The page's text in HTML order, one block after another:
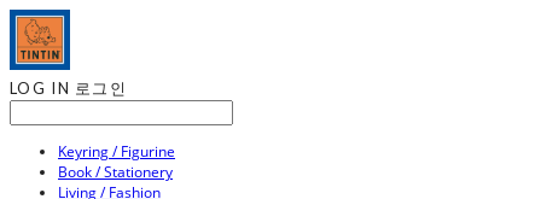
LOG IN 로그인
Keyring / Figurine
Book / Stationery
Living / Fashion